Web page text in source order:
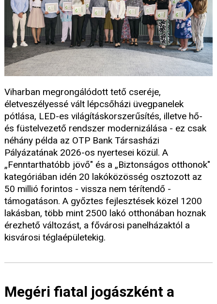
Viharban megrongálódott tető cseréje,
életveszélyessé vált lépcsőházi üvegpanelek
pótlása, LED-es világításkorszerűsítés, illetve hő-
és füstelvezető rendszer modernizálása - ez csak
néhány példa az OTP Bank Társasházi
Pályázatának 2026-os nyertesei közül. A
„Fenntarthatóbb jövő" és a „Biztonságos otthonok"
kategóriában idén 20 lakóközösség osztozott az
50 millió forintos - vissza nem térítendő -
támogatáson. A győztes fejlesztések közel 1200
lakásban, több mint 2500 lakó otthonában hoznak
érezhető változást, a fővárosi panelházaktól a
kisvárosi téglaépületekig.
Megéri fiatal jogászként a